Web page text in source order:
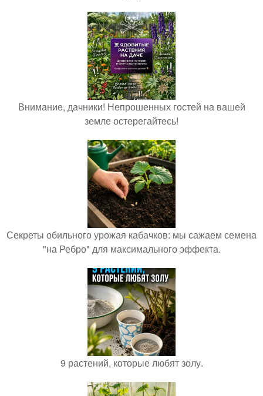
Внимание, дачники! Непрошенных гостей на вашей
земле остерегайтесь!
Секреты обильного урожая кабачков: мы сажаем семена
"на Ребро" для максимального эффекта.
9 растений, которые любят золу.